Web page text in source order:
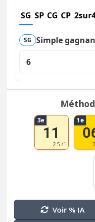
SG SP CG CP
SG Simple
6
3e
11
2.5 /1
1e
Voir % IA